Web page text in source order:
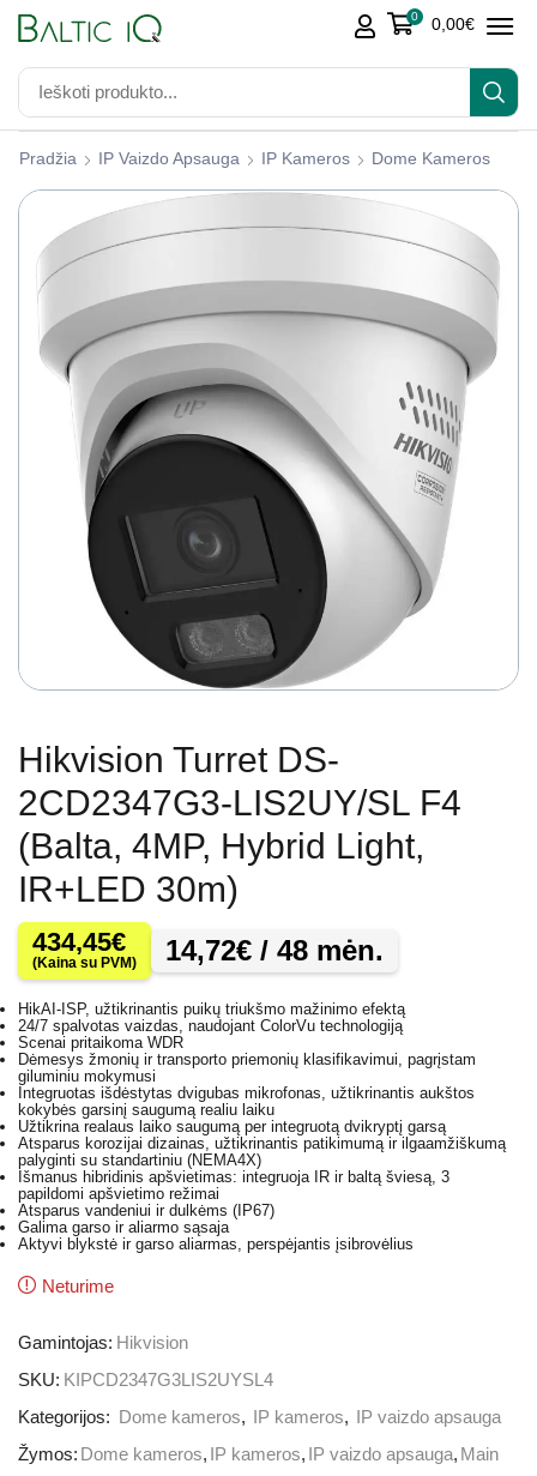
0 0,00€
Pradžia IP Vaizdo Apsauga IP Kameros Dome Kameros
Hikvision Turret DS-
2CD2347G3-LIS2UY/SL F4
(Balta, 4MP, Hybrid Light,
IR+LED 30m)
434,45€
(Kaina su PVM) 14,72€ / 48 mėn.
HikAI-ISP, užtikrinantis puikų triukšmo mažinimo efektą
24/7 spalvotas vaizdas, naudojant ColorVu technologiją
Scenai pritaikoma WDR
Dėmesys žmonių ir transporto priemonių klasifikavimui, pagrįstam
giluminiu mokymusi
Integruotas išdėstytas dvigubas mikrofonas, užtikrinantis aukštos
kokybės garsinį saugumą realiu laiku
Užtikrina realaus laiko saugumą per integruotą dvikryptį garsą
Atsparus korozijai dizainas, užtikrinantis patikimumą ir ilgaamžiškumą
palyginti su standartiniu (NEMA4X)
Išmanus hibridinis apšvietimas: integruoja IR ir baltą šviesą, 3
papildomi apšvietimo režimai
Atsparus vandeniui ir dulkėms (IP67)
Galima garso ir aliarmo sąsaja
Aktyvi blykstė ir garso aliarmas, perspėjantis įsibrovėlius
Neturime
Gamintojas: Hikvision
SKU: KIPCD2347G3LIS2UYSL4
Kategorijos:
Dome kameros, IP kameros,
IP vaizdo apsauga
Žymos: Dome kameros, IP kameros, IP vaizdo apsauga, Main